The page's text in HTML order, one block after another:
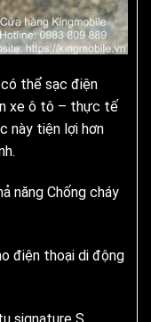
có thể sạc điện
xe ô tô – thực tế
này tiện lợi hơn
năng Chống cháy
điện thoại di động
signature S.